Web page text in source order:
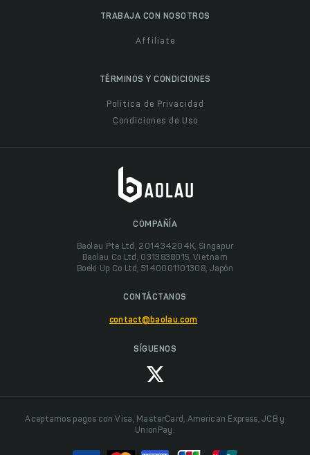
TRABAJA CON NOSOTROS
Affiliate
TÉRMINOS Y CONDICIONES
Política de Privacidad
Condiciones de Uso
COMPAÑÍA
Baolau Pte Ltd, 201434204K, Singapur
Baolau Co Ltd, 0313838015, Vietnam
Boeki Up Co Ltd, 5140001101308, Japón
CONTÁCTANOS
contact@baolau.com
SÍGUENOS
Aceptamos pagos con Visa, MasterCard, American Express, JCB y
UnionPay.